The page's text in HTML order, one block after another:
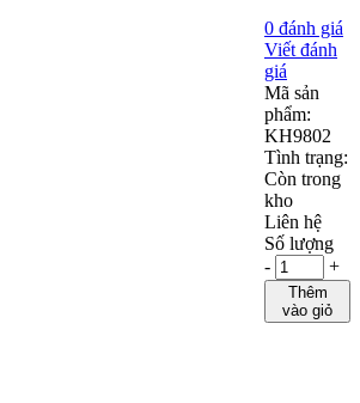
0 đánh giá
Viết đánh
giá
Mã sản
phẩm:
KH9802
Tình trạng:
Còn trong
kho
Liên hệ
Số lượng
-
+
Thêm
vào giỏ